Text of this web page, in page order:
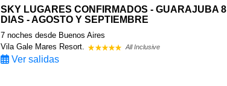
SKY LUGARES CONFIRMADOS - GUARAJUBA 8
DIAS - AGOSTO Y SEPTIEMBRE
7 noches desde Buenos Aires
Vila Gale Mares Resort.
All Inclusive
Ver salidas